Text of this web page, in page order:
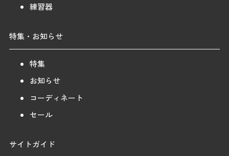
練習器
特集・お知らせ
特集
お知らせ
コーディネート
セール
サイトガイド